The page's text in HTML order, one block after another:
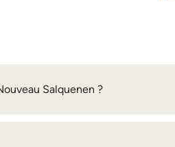
Salquenen ?